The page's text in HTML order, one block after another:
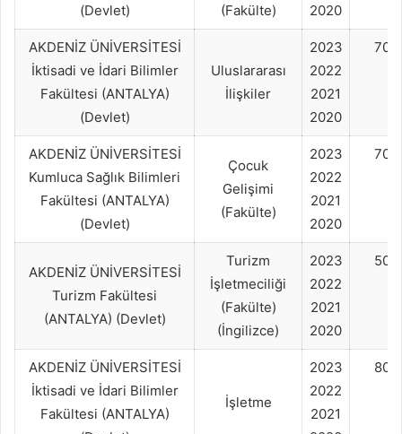
(Devlet)
(Fakülte)
2020
AKDENİZ ÜNİVERSİTESİ
İktisadi ve İdari Bilimler
Fakültesi (ANTALYA)
(Devlet)
Uluslararası
İlişkiler
2023
2022
2021
2020
AKDENİZ ÜNİVERSİTESİ
Kumluca Sağlık Bilimleri
Fakültesi (ANTALYA)
(Devlet)
Çocuk
Gelişimi
(Fakülte)
2023
2022
2021
2020
AKDENİZ ÜNİVERSİTESİ
Turizm Fakültesi
(ANTALYA) (Devlet)
Turizm
İşletmeciliği
(Fakülte)
(İngilizce)
2023
2022
2021
2020
AKDENİZ ÜNİVERSİTESİ
İktisadi ve İdari Bilimler
Fakültesi (ANTALYA)
İşletme
2023
2022
2021